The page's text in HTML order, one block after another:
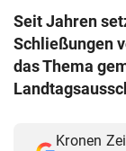
search
eingeben
Muthgasse 2,
Seit Jahren
Schließungen
das Thema
Kronen